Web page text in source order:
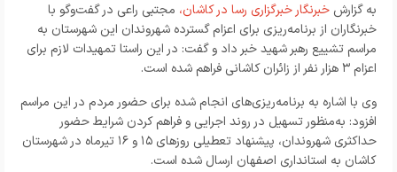
به گزارش خبرنگار خبرگزاری رسا در کاشان، مجتبی راعی در گفت‌و‌گو با
خبرنگاران از برنامه‌ریزی برای اعزام گسترده شهروندان این شهرستان به
مراسم تشییع رهبر شهید خبر داد و گفت: در این راستا تمهیدات لازم برای
اعزام ۳ هزار نفر از زائران کاشانی فراهم شده است.
وی با اشاره به برنامه‌ریزی‌های انجام شده برای حضور مردم در این مراسم
افزود: به‌منظور تسهیل در روند اجرایی و فراهم کردن شرایط حضور
حداکثری شهروندان، پیشنهاد تعطیلی روز‌های ۱۵ و ۱۶ تیرماه در شهرستان
کاشان به استانداری اصفهان ارسال شده است.